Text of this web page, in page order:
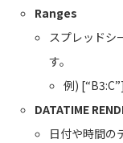
Ranges
スプレッドシ
す。
例) [“B3:C”]
DATATIME
日付や時間の